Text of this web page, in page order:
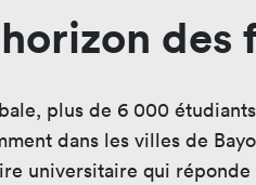
plus de 6 000
dans les villes de
universitaire qui réponde